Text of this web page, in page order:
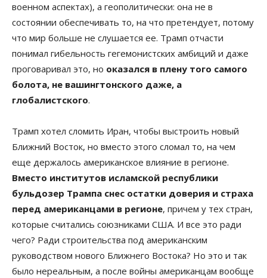
военном аспектах), а геополитически: она не в
состоянии обеспечивать то, на что претендует, потому
что мир больше не слушается ее. Трамп отчасти
понимал гибельность гегемонистских амбиций и даже
проговаривал это, но оказался в плену того самого
болота, не вашингтонского даже, а
глобалистского.
Трамп хотел сломить Иран, чтобы выстроить новый
Ближний Восток, но вместо этого сломал то, на чем
еще держалось американское влияние в регионе.
Вместо институтов исламской республики
бульдозер Трампа снес остатки доверия и страха
перед американцами в регионе, причем у тех стран,
которые считались союзниками США. И все это ради
чего? Ради строительства под американским
руководством нового Ближнего Востока? Но это и так
было нереальным, а после войны американцам вообще